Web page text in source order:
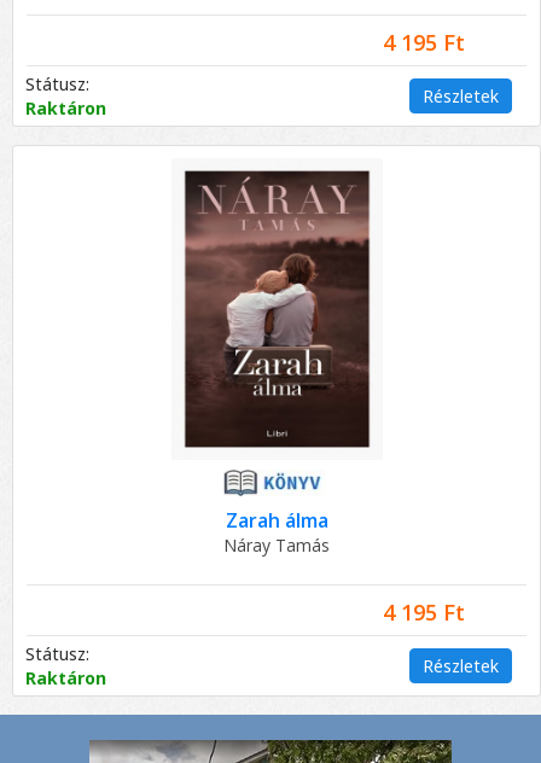
4 195 Ft
Státusz:
Raktáron
Részletek
Zarah álma
Náray Tamás
4 195 Ft
Státusz:
Raktáron
Részletek